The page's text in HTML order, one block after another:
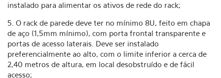
instalado para alimentar os ativos de rede do rack;
5. O rack de parede deve ter no mínimo 8U, feito em chapa
de aço (1,5mm mínimo), com porta frontal transparente e
portas de acesso laterais. Deve ser instalado
preferencialmente ao alto, com o limite inferior a cerca de
2,40 metros de altura, em local desobstruído e de fácil
acesso;